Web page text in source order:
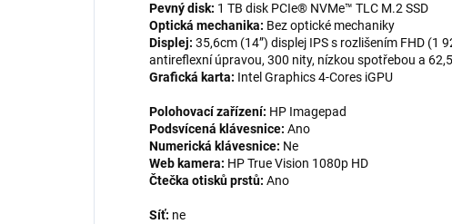
Pevný disk: 1 TB disk PCIe® NVMe™ TLC M.2 SSD
Optická mechanika: Bez optické mechaniky
Displej: 35,6cm (14”) displej IPS s rozlišením FHD (1
antireflexní úpravou, 300 nity, nízkou spotřebou a
Grafická karta: Intel Graphics 4-Cores iGPU
Polohovací zařízení: HP Imagepad
Podsvícená klávesnice: Ano
Numerická klávesnice: Ne
Web kamera: HP True Vision 1080p HD
Čtečka otisků prstů: Ano
Síť: ne